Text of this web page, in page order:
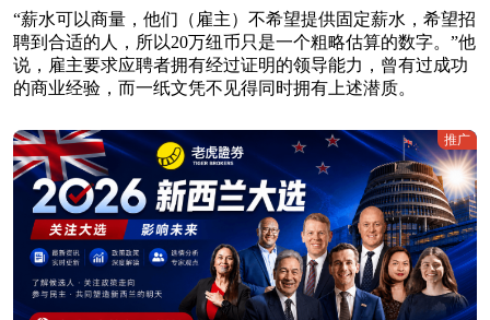
“薪水可以商量，他们（雇主）不希望提供固定薪水，希望招
聘到合适的人，所以20万纽币只是一个粗略估算的数字。”他
说，雇主要求应聘者拥有经过证明的领导能力，曾有过成功
的商业经验，而一纸文凭不见得同时拥有上述潜质。
推广